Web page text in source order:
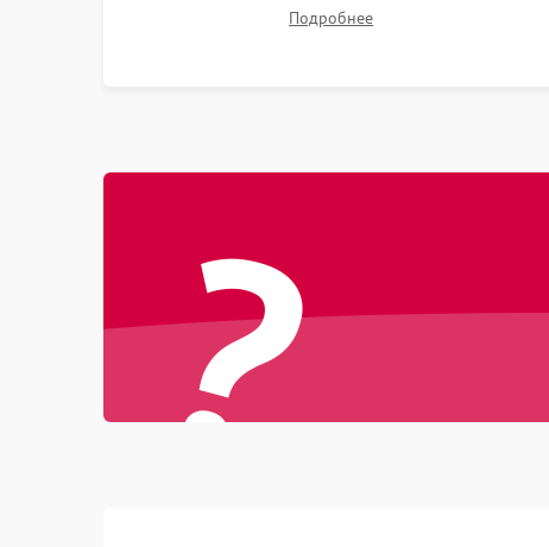
компонентов на платах. Замена DMD-чипа при
Подробнее
?